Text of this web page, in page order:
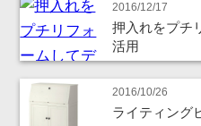
2016/12/17
押入れをプチ
活用
2016/10/26
ライティング